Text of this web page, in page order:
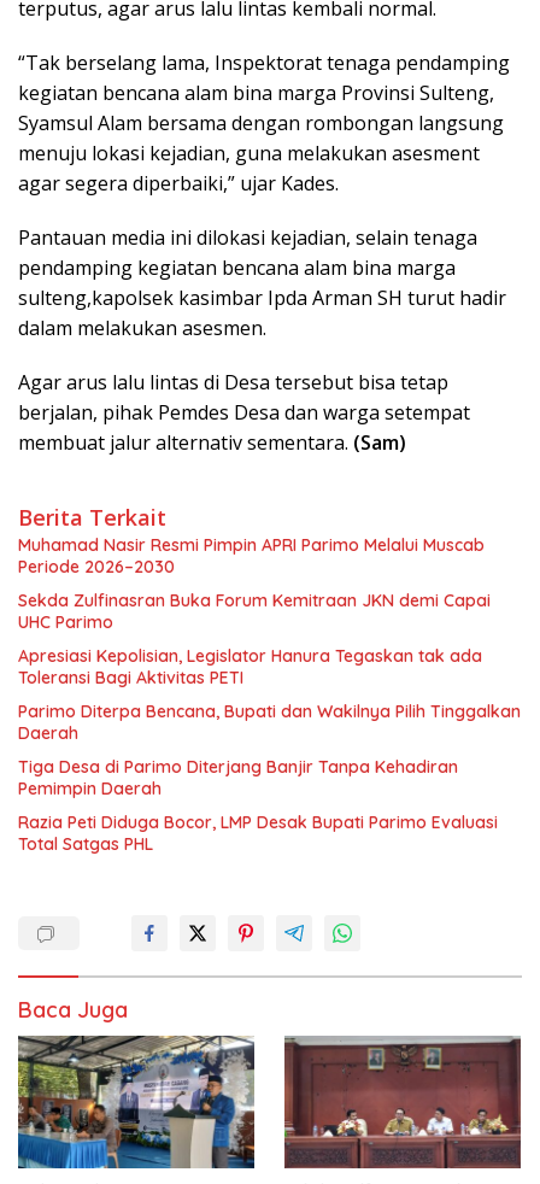
terputus, agar arus lalu lintas kembali normal.
“Tak berselang lama, Inspektorat tenaga pendamping
kegiatan bencana alam bina marga Provinsi Sulteng,
Syamsul Alam bersama dengan rombongan langsung
menuju lokasi kejadian, guna melakukan asesment
agar segera diperbaiki,” ujar Kades.
Pantauan media ini dilokasi kejadian, selain tenaga
pendamping kegiatan bencana alam bina marga
sulteng,kapolsek kasimbar Ipda Arman SH turut hadir
dalam melakukan asesmen.
Agar arus lalu lintas di Desa tersebut bisa tetap
berjalan, pihak Pemdes Desa dan warga setempat
membuat jalur alternativ sementara. (Sam)
Berita Terkait
Muhamad Nasir Resmi Pimpin APRI Parimo Melalui Muscab
Periode 2026–2030
Sekda Zulfinasran Buka Forum Kemitraan JKN demi Capai
UHC Parimo
Apresiasi Kepolisian, Legislator Hanura Tegaskan tak ada
Toleransi Bagi Aktivitas PETI
Parimo Diterpa Bencana, Bupati dan Wakilnya Pilih Tinggalkan
Daerah
Tiga Desa di Parimo Diterjang Banjir Tanpa Kehadiran
Pemimpin Daerah
Razia Peti Diduga Bocor, LMP Desak Bupati Parimo Evaluasi
Total Satgas PHL
Baca Juga